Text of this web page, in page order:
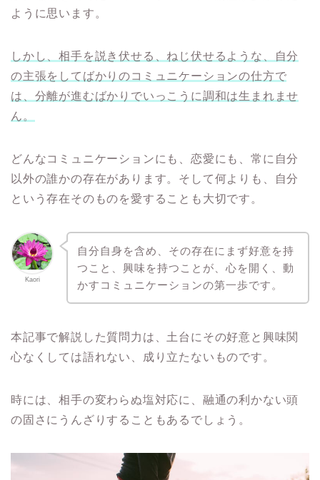
ように思います。
しかし、相手を説き伏せる、ねじ伏せるような、自分
の主張をしてばかりのコミュニケーションの仕方で
は、分離が進むばかりでいっこうに調和は生まれませ
ん。
どんなコミュニケーションにも、恋愛にも、常に自分
以外の誰かの存在があります。そして何よりも、自分
という存在そのものを愛することも大切です。
Kaori
自分自身を含め、その存在にまず好意を持
つこと、興味を持つことが、心を開く、動
かすコミュニケーションの第一歩です。
本記事で解説した質問力は、土台にその好意と興味関
心なくしては語れない、成り立たないものです。
時には、相手の変わらぬ塩対応に、融通の利かない頭
の固さにうんざりすることもあるでしょう。